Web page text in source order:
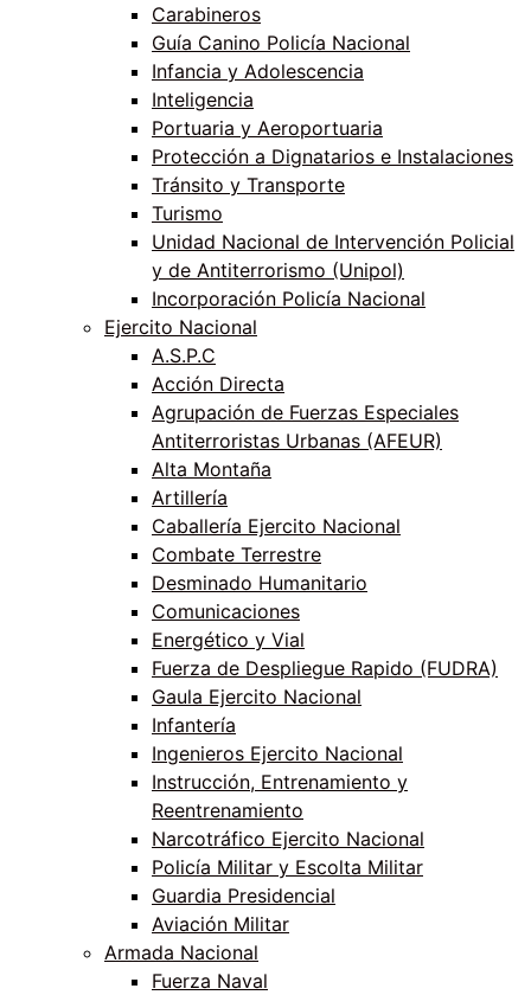
Carabineros
Guía Canino Policía Nacional
Infancia y Adolescencia
Inteligencia
Portuaria y Aeroportuaria
Protección a Dignatarios e Instalaciones
Tránsito y Transporte
Turismo
Unidad Nacional de Intervención Policial
y de Antiterrorismo (Unipol)
Incorporación Policía Nacional
Ejercito Nacional
A.S.P.C
Acción Directa
Agrupación de Fuerzas Especiales
Antiterroristas Urbanas (AFEUR)
Alta Montaña
Artillería
Caballería Ejercito Nacional
Combate Terrestre
Desminado Humanitario
Comunicaciones
Energético y Vial
Fuerza de Despliegue Rapido (FUDRA)
Gaula Ejercito Nacional
Infantería
Ingenieros Ejercito Nacional
Instrucción, Entrenamiento y
Reentrenamiento
Narcotráfico Ejercito Nacional
Policía Militar y Escolta Militar
Guardia Presidencial
Aviación Militar
Armada Nacional
Fuerza Naval